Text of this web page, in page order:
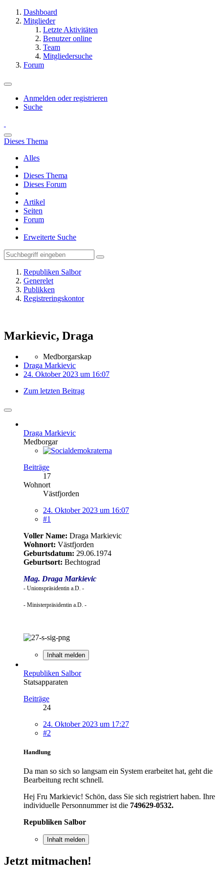
Dashboard
Mitglieder
Letzte Aktivitäten
Benutzer online
Team
Mitgliedersuche
Forum
Anmelden oder registrieren
Suche
Dieses Thema
Alles
Dieses Thema
Dieses Forum
Artikel
Seiten
Forum
Erweiterte Suche
Republiken Salbor
Generelet
Publikken
Registreringskontor
Markievic, Draga
Medborgarskap
Draga Markievic
24. Oktober 2023 um 16:07
Zum letzten Beitrag
Draga Markievic
Medborgar
Beiträge
17
Wohnort
Västfjorden
24. Oktober 2023 um 16:07
#1
Voller Name: Draga Markievic
Wohnort: Västfjorden
Geburtsdatum: 29.06.1974
Geburtsort: Bechtograd
Mag. Draga Markievic
- Unionspräsidentin a.D. -
- Ministerpräsidentin a.D. -
Inhalt melden
Republiken Salbor
Statsapparaten
Beiträge
24
24. Oktober 2023 um 17:27
#2
Handlung
Da man so sich so langsam ein System erarbeitet hat, geht die
Bearbeitung recht schnell.
Hej Fru Markievic! Schön, dass Sie sich registriert haben. Ihre
individuelle Personnummer ist die 749629-0532.
Republiken Salbor
Inhalt melden
Jetzt mitmachen!